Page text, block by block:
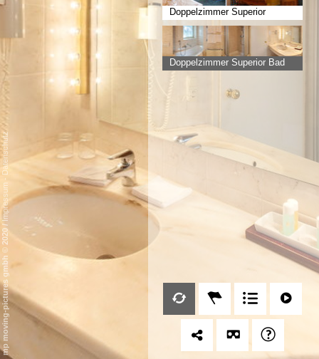
Doppelzimmer Superior
Doppelzimmer Superior Bad
mp moving-pictures gmbh © 2020
/
Impressum
-
Datenschutz